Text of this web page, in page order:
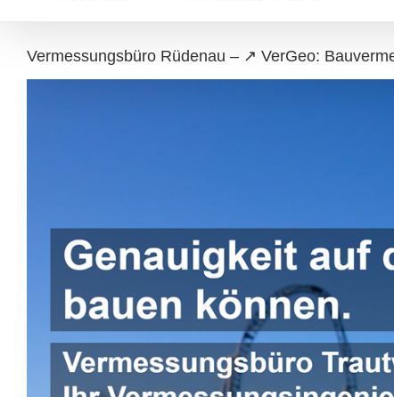
Vermessungsbüro Rüdenau – ↗️ VerGeo: